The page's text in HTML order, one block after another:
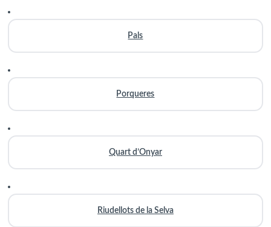
Pals
Porqueres
Quart d’Onyar
Riudellots de la Selva